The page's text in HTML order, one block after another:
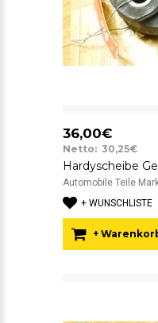
36,00€
Netto: 30,25€
Automobile Teile
+ WUNSCHLISTE
+